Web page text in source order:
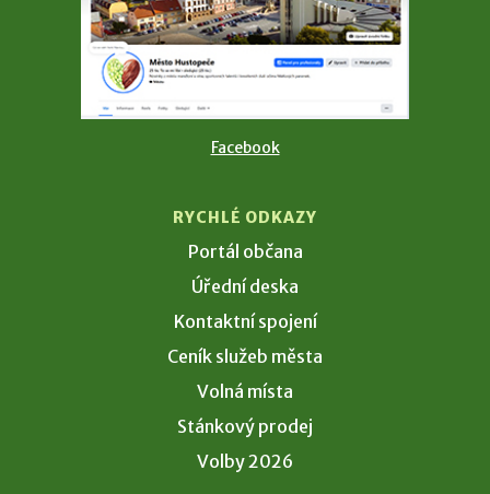
Facebook
RYCHLÉ ODKAZY
Portál občana
Úřední deska
Kontaktní spojení
Ceník služeb města
Volná místa
Stánkový prodej
Volby 2026